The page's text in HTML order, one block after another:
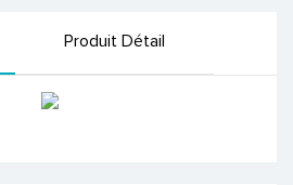
Produit Détail